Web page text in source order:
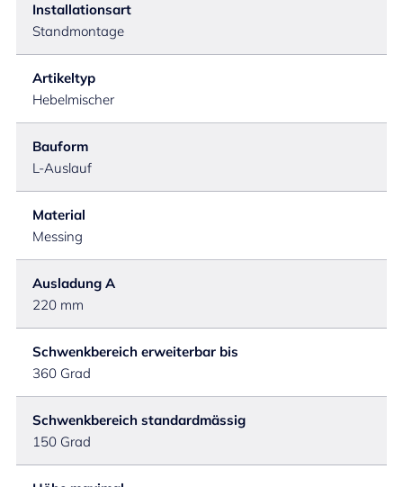
Installationsart
Standmontage
Artikeltyp
Hebelmischer
Bauform
L-Auslauf
Material
Messing
Ausladung A
220 mm
Schwenkbereich erweiterbar bis
360 Grad
Schwenkbereich standardmässig
150 Grad